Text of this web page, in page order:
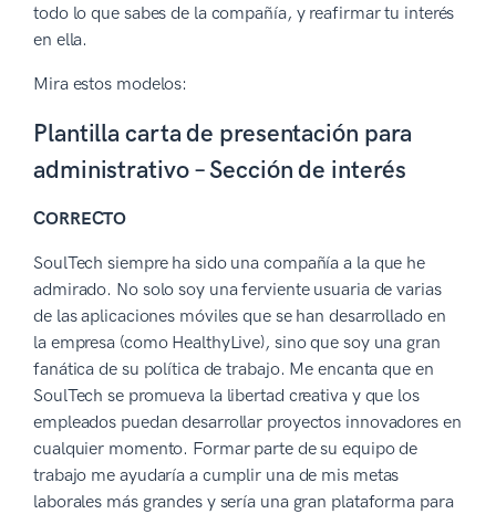
todo lo que sabes de la compañía, y reafirmar tu interés
en ella.
Mira estos modelos:
Plantilla carta de presentación para
administrativo – Sección de interés
CORRECTO
SoulTech siempre ha sido una compañía a la que he
admirado. No solo soy una ferviente usuaria de varias
de las aplicaciones móviles que se han desarrollado en
la empresa (como HealthyLive), sino que soy una gran
fanática de su política de trabajo. Me encanta que en
SoulTech se promueva la libertad creativa y que los
empleados puedan desarrollar proyectos innovadores en
cualquier momento. Formar parte de su equipo de
trabajo me ayudaría a cumplir una de mis metas
laborales más grandes y sería una gran plataforma para